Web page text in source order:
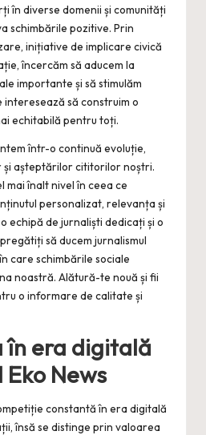
în diverse domenii și comunități
schimbările pozitive. Prin
inițiative de implicare civică
încercăm să aducem la
importante și să stimulăm
interesează să construim o
echitabilă pentru toți.
într-o continuă evoluție,
așteptărilor cititorilor noștri.
mai înalt nivel în ceea ce
personalizat, relevanța și
echipă de jurnaliști dedicați și o
să ducem jurnalismul
care schimbările sociale
noastră. Alătură-te nouă și fii
o informare de calitate și
în era digitală
News
constantă în era digitală
însă se distinge prin valoarea